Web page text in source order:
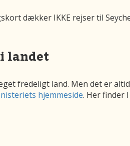
dækker IKKE rejser til
landet
fredeligt land. Men det er
hjemmeside. Her finder